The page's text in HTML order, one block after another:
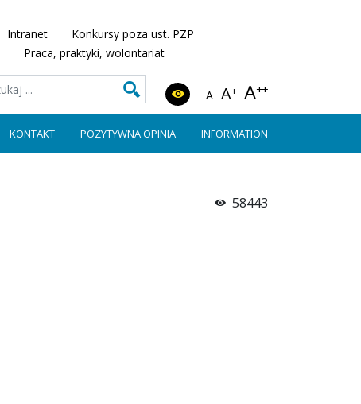
Intranet
Konkursy poza ust. PZP
Praca, praktyki, wolontariat
A A+ A++
KONTAKT POZYTYWNA OPINIA INFORMATION
58443